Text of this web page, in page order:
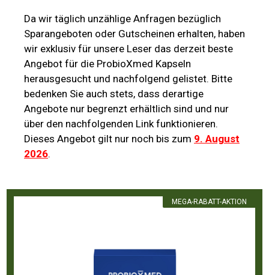
Da wir täglich unzählige Anfragen bezüglich
Sparangeboten oder Gutscheinen erhalten, haben
wir exklusiv für unsere Leser das derzeit beste
Angebot für die ProbioXmed Kapseln
herausgesucht und nachfolgend gelistet. Bitte
bedenken Sie auch stets, dass derartige
Angebote nur begrenzt erhältlich sind und nur
über den nachfolgenden Link funktionieren.
Dieses Angebot gilt nur noch bis zum 9. August
2026.
MEGA-RABATT-AKTION